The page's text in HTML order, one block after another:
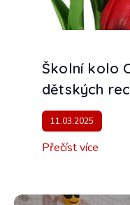
Školní kolo
dětských
11.03.2025
Přečíst více